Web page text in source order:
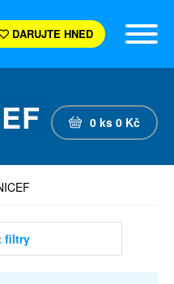
DARUJTE HNED
0 ks 0 Kč
filtry